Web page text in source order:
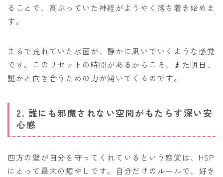
ることで、高ぶっていた神経がようやく落ち着き始めま
す。
まるで荒れていた水面が、静かに凪いでいくような感覚
です。このリセットの時間があるからこそ、また明日、
誰かと向き合うための力が湧いてくるのです。
2. 誰にも邪魔されない空間がもたらす深い安
心感
四方の壁が自分を守ってくれているという感覚は、HSP
にとって最大の癒やしです。自分だけのルールで、好き